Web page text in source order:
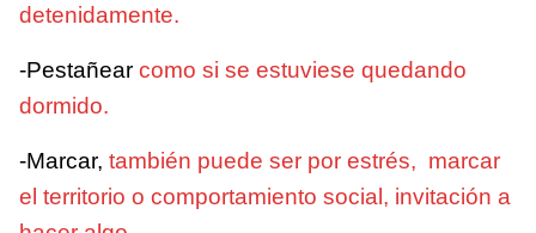
detenidamente.
-Pestañear como si se estuviese quedando
dormido.
-Marcar, también puede ser por estrés, marcar
el territorio o comportamiento social, invitación a